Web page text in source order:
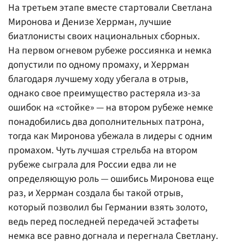
На третьем этапе вместе стартовали Светлана
Миронова и Денизе Херрман, лучшие
биатлонисты своих национальных сборных.
На первом огневом рубеже россиянка и немка
допустили по одному промаху, и Херрман
благодаря лучшему ходу убегала в отрыв,
однако свое преимущество растеряла из-за
ошибок на «стойке» — на втором рубеже немке
понадобились два дополнительных патрона,
тогда как Миронова убежала в лидеры с одним
промахом. Чуть лучшая стрельба на втором
рубеже сыграла для России едва ли не
определяющую роль — ошибись Миронова еще
раз, и Херрман создала бы такой отрыв,
который позволил бы Германии взять золото,
ведь перед последней передачей эстафеты
немка все равно догнала и перегнала Светлану.